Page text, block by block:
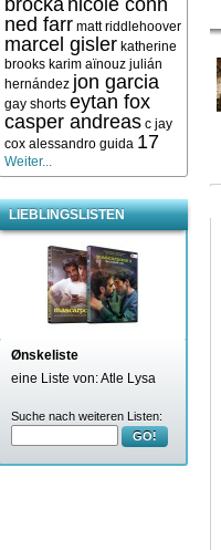
brocka nicole conn
ned farr matt riddlehoover
marcel gisler katherine
brooks karim aïnouz julián
hernández jon garcia
gay shorts eytan fox
casper andreas c jay
cox alessandro guida 17
Weiter...
LIEBLINGSLISTEN
Ønskeliste
eine Liste von: Atle Lysa
Suche nach weiteren Listen:
GO!